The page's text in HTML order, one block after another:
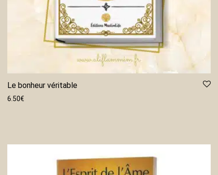
Le bonheur véritable
6.50€